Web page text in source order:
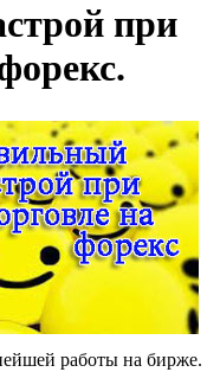
при
работы на бирже.